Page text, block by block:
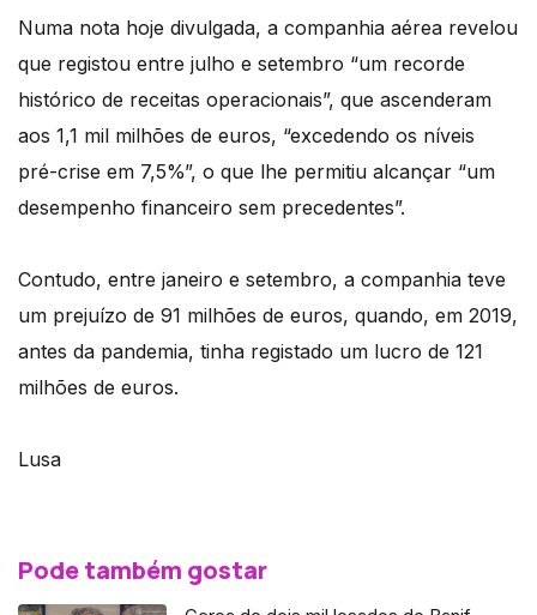
Numa nota hoje divulgada, a companhia aérea revelou
que registou entre julho e setembro “um recorde
histórico de receitas operacionais”, que ascenderam
aos 1,1 mil milhões de euros, “excedendo os níveis
pré-crise em 7,5%”, o que lhe permitiu alcançar “um
desempenho financeiro sem precedentes”.
Contudo, entre janeiro e setembro, a companhia teve
um prejuízo de 91 milhões de euros, quando, em 2019,
antes da pandemia, tinha registado um lucro de 121
milhões de euros.
Lusa
Pode também gostar